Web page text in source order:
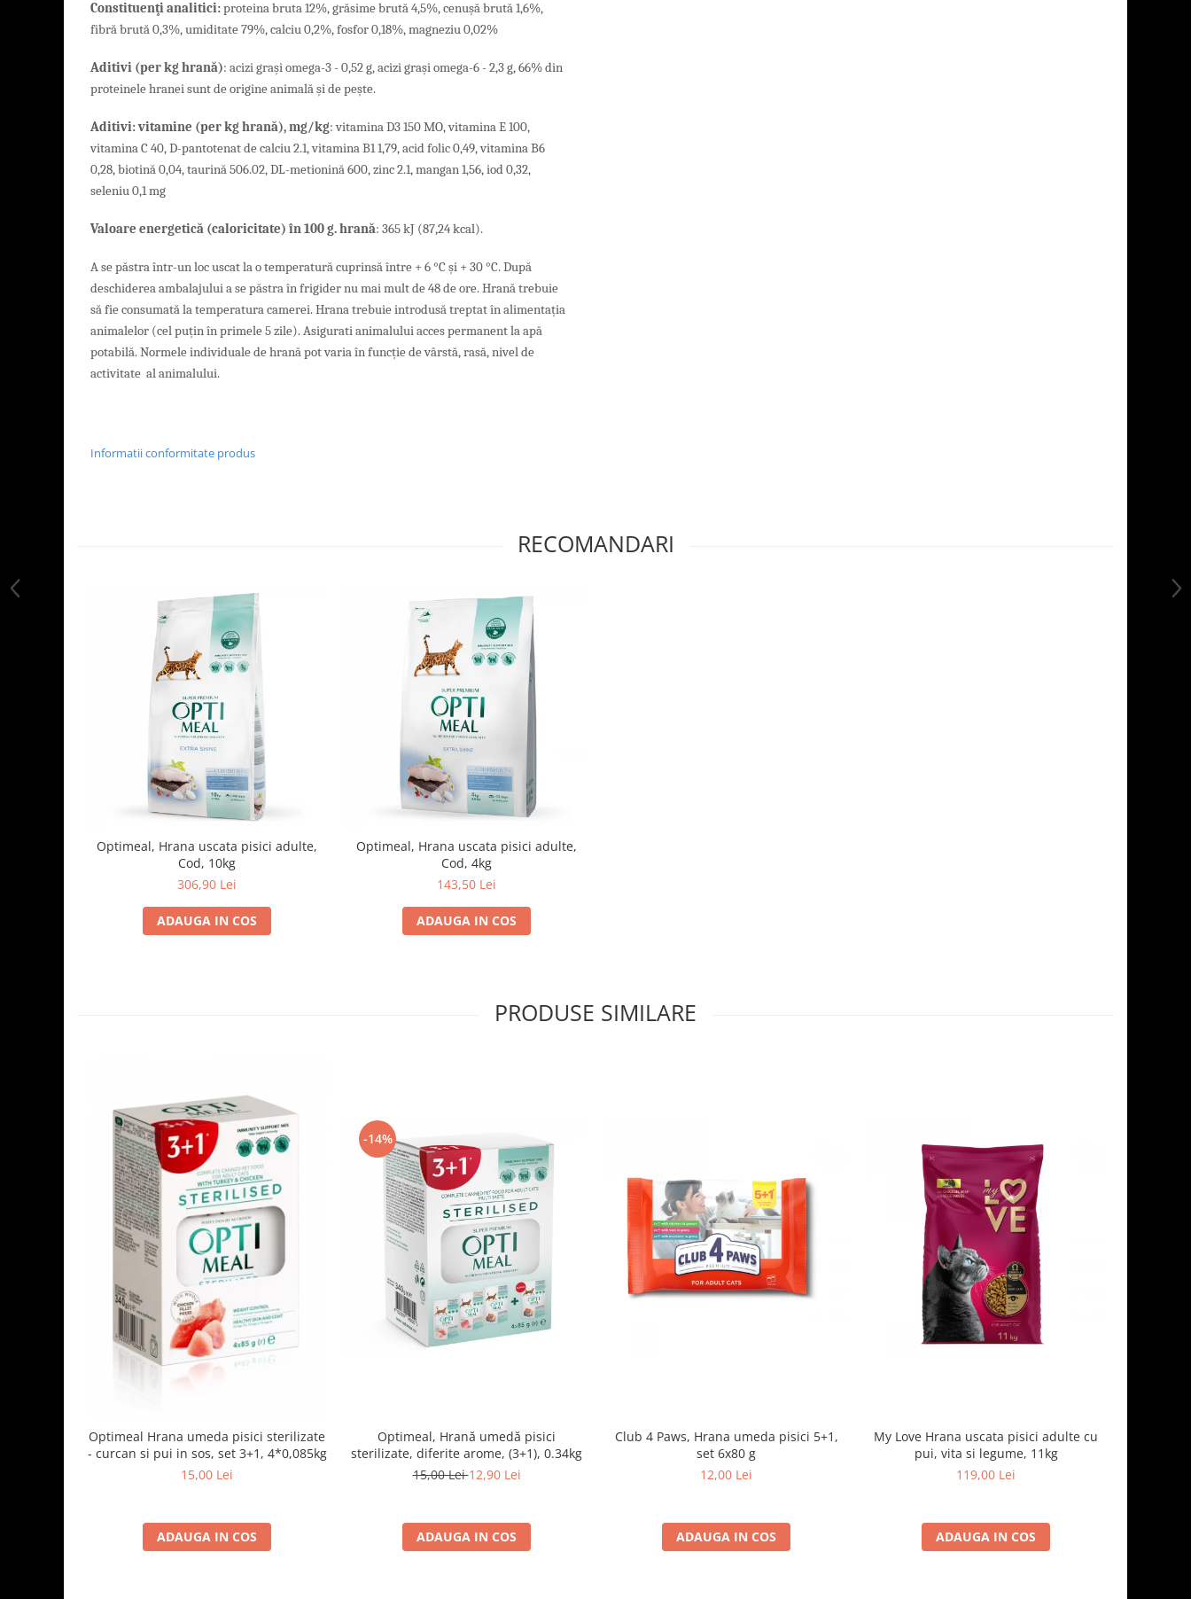
Constituenţi analitici:proteina ​​bruta 12%, grăsime brută 4,5%, cenușă brută 1,6%,
fibră brută 0,3%, umiditate 79%, calciu 0,2%, fosfor 0,18%, magneziu 0,02%
Aditivi (perkg hrană): acizi grași omega-3 - 0,52 g, acizi grași omega-6 - 2,3 g, 66% din
proteinele hranei sunt de origine animală și de pește.
Aditivi:vitamine (perkg hrană), mg/kg: vitamina D3 150 MO, vitamina E 100,
vitamina C 40, D-pantotenat de calciu 2.1, vitamina B1 1,79, acid folic 0,49, vitamina B6
0,28, biotină 0,04, taurină 506.02, DL-metionină 600, zinc 2.1, mangan 1,56, iod 0,32,
seleniu 0,1 mg
Valoare energetică (caloricitate) în 100 g. hrană: 365 kJ (87,24 kcal).
A se păstra într-un loc uscat la o temperatură cuprinsă între + 6 °C și + 30 °C. După
deschiderea ambalajului a se păstra în frigider nu mai mult de 48 de ore. Hrană trebuie
să fie consumată la temperatura camerei. Hrana trebuie introdusă treptat în alimentația
animalelor (cel puțin în primele 5 zile). Asigurati animalului acces permanent la apă
potabilă. Normele individuale de hrană pot varia în funcție de vârstă, rasă, nivel de
activitate al animalului.
Informatii conformitate produs
RECOMANDARI
Optimeal, Hrana uscata pisici adulte,
Cod, 10kg
306,90 Lei
ADAUGA IN COS
Optimeal, Hrana uscata pisici adulte,
Cod, 4kg
143,50 Lei
ADAUGA IN COS
PRODUSE SIMILARE
Optimeal Hrana umeda pisici sterilizate
- curcan si pui in sos, set 3+1, 4*0,085kg
15,00 Lei
ADAUGA IN COS
-14%
Optimeal, Hrană umedă pisici
sterilizate, diferite arome, (3+1), 0.34kg
15,00 Lei12,90 Lei
ADAUGA IN COS
Club 4 Paws, Hrana umeda pisici 5+1,
set 6x80 g
12,00 Lei
ADAUGA IN COS
My Love Hrana uscata pisici adulte cu
pui, vita si legume, 11kg
119,00 Lei
ADAUGA IN COS